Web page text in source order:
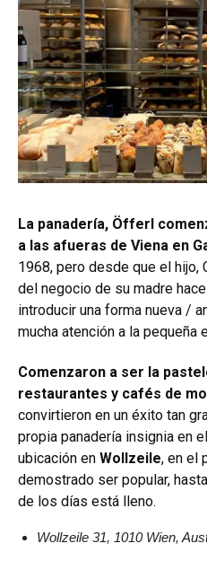
La panadería, Öfferl
a las afueras de Viena en
1968, pero desde que el hijo,
del negocio de su madre
introducir una forma nueva /
mucha atención a la pequeña
Comenzaron a ser la
restaurantes y cafés de
convirtieron en un éxito tan
propia panadería insignia en
ubicación en Wollzeile, en el
demostrado ser popular,
de los días está lleno.
Wollzeile 31, 1010 Wien,